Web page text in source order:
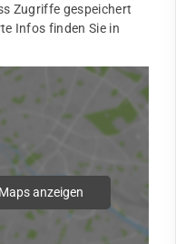
Zugriffe gespeichert
Infos finden Sie in
Maps anzeigen